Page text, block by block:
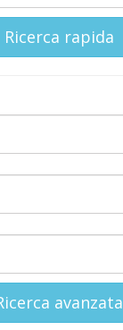
Ricerca rapida
avanzata